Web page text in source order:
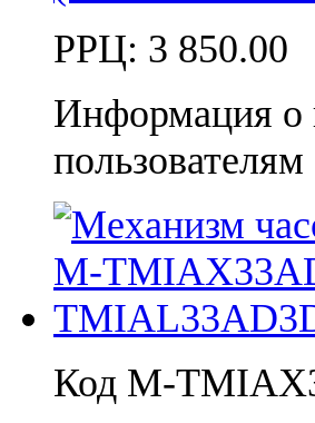
РРЦ: 3 850.00
Информация о
пользователям
Код M-